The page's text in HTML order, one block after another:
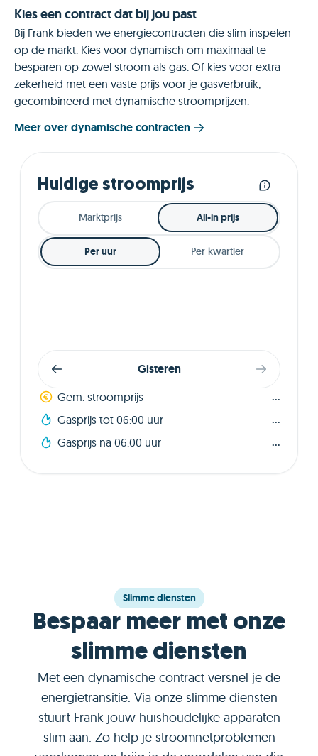
Huidige stroomprijs
Marktprijs All-in prijs
Per uur Per kwartier
Gisteren
Gem. stroomprijs ...
Gasprijs tot 06:00 uur ...
Gasprijs na 06:00 uur ...
Kies een contract dat bij jou past
Bij Frank bieden we energiecontracten die slim inspelen
op de markt. Kies voor dynamisch om maximaal te
besparen op zowel stroom als gas. Of kies voor extra
zekerheid met een vaste prijs voor je gasverbruik,
gecombineerd met dynamische stroomprijzen.
Meer over dynamische contracten
Slimme diensten
Bespaar meer met onze
slimme diensten
Met een dynamische contract versnel je de
energietransitie. Via onze slimme diensten
stuurt Frank jouw huishoudelijke apparaten
slim aan. Zo help je stroomnetproblemen